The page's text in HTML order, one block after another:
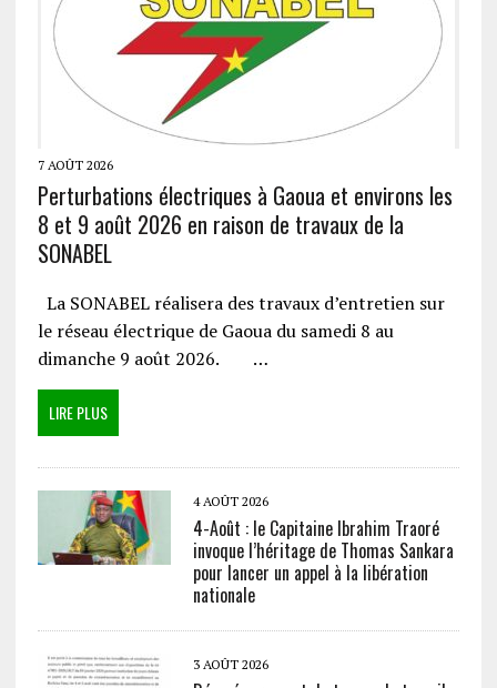
7 AOÛT 2026
Perturbations électriques à Gaoua et environs les
8 et 9 août 2026 en raison de travaux de la
SONABEL
La SONABEL réalisera des travaux d’entretien sur
le réseau électrique de Gaoua du samedi 8 au
dimanche 9 août 2026. …
LIRE PLUS
4 AOÛT 2026
4-Août : le Capitaine Ibrahim Traoré
invoque l’héritage de Thomas Sankara
pour lancer un appel à la libération
nationale
3 AOÛT 2026